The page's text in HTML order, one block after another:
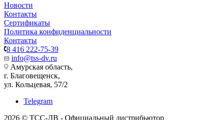
Новости
Контакты
Сертификаты
Политика конфиденциальности
Контакты
8 416 222-75-39
info@tss-dv.ru
Амурская область,
г. Благовещенск,
ул. Кольцевая, 57/2
Telegram
2026 © ТСС-ДВ - Официальный дистрибьютор